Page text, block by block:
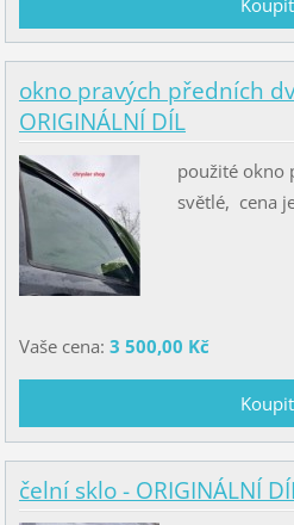
okno pravých předních
ORIGINÁLNÍ DÍL
použité okno
světlé, cena
Vaše cena: 3 500,00 Kč
čelní sklo - ORIGINÁLNÍ